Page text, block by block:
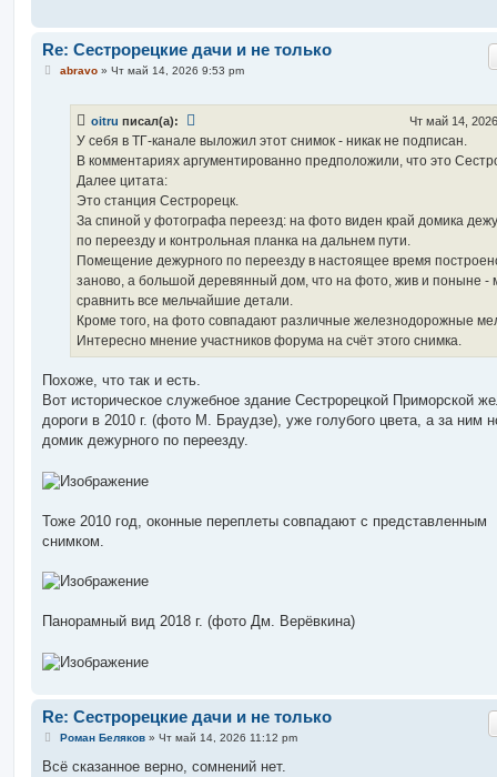
Re: Сестрорецкие дачи и не только
Сabravo» Чт май 14, 2026 9:53 pm
oitru писал(а): Чт май 14,
У себя в ТГ-канале выложил этот снимок - никак не подписан.
В комментариях аргументированно предположили, что это
Далее цитата:
Это станция Сестрорецк.
За спиной у фотографа переезд: на фото виден край домика
по переезду и контрольная планка на дальнем пути.
Помещение дежурного по переезду в настоящее время
заново, а большой деревянный дом, что на фото, жив и поныне -
сравнить все мельчайшие детали.
Кроме того, на фото совпадают различные железнодорожные
Интересно мнение участников форума на счёт этого снимка.
Похоже, что так и есть.
Вот историческое служебное здание Сестрорецкой Приморской
дороги в 2010 г. (фото М. Браудзе), уже голубого цвета, а за ним
домик дежурного по переезду.
Тоже 2010 год, оконные переплеты совпадают с представленным
снимком.
Панорамный вид 2018 г. (фото Дм. Верёвкина)
Re: Сестрорецкие дачи и не только
С
о
Роман Беляков» Чт май 14, 2026 11:12 pm
Всё сказанное верно, сомнений нет.